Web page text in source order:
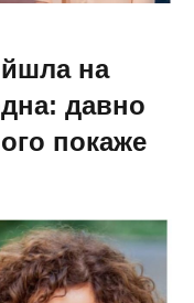
на
давно
покаже